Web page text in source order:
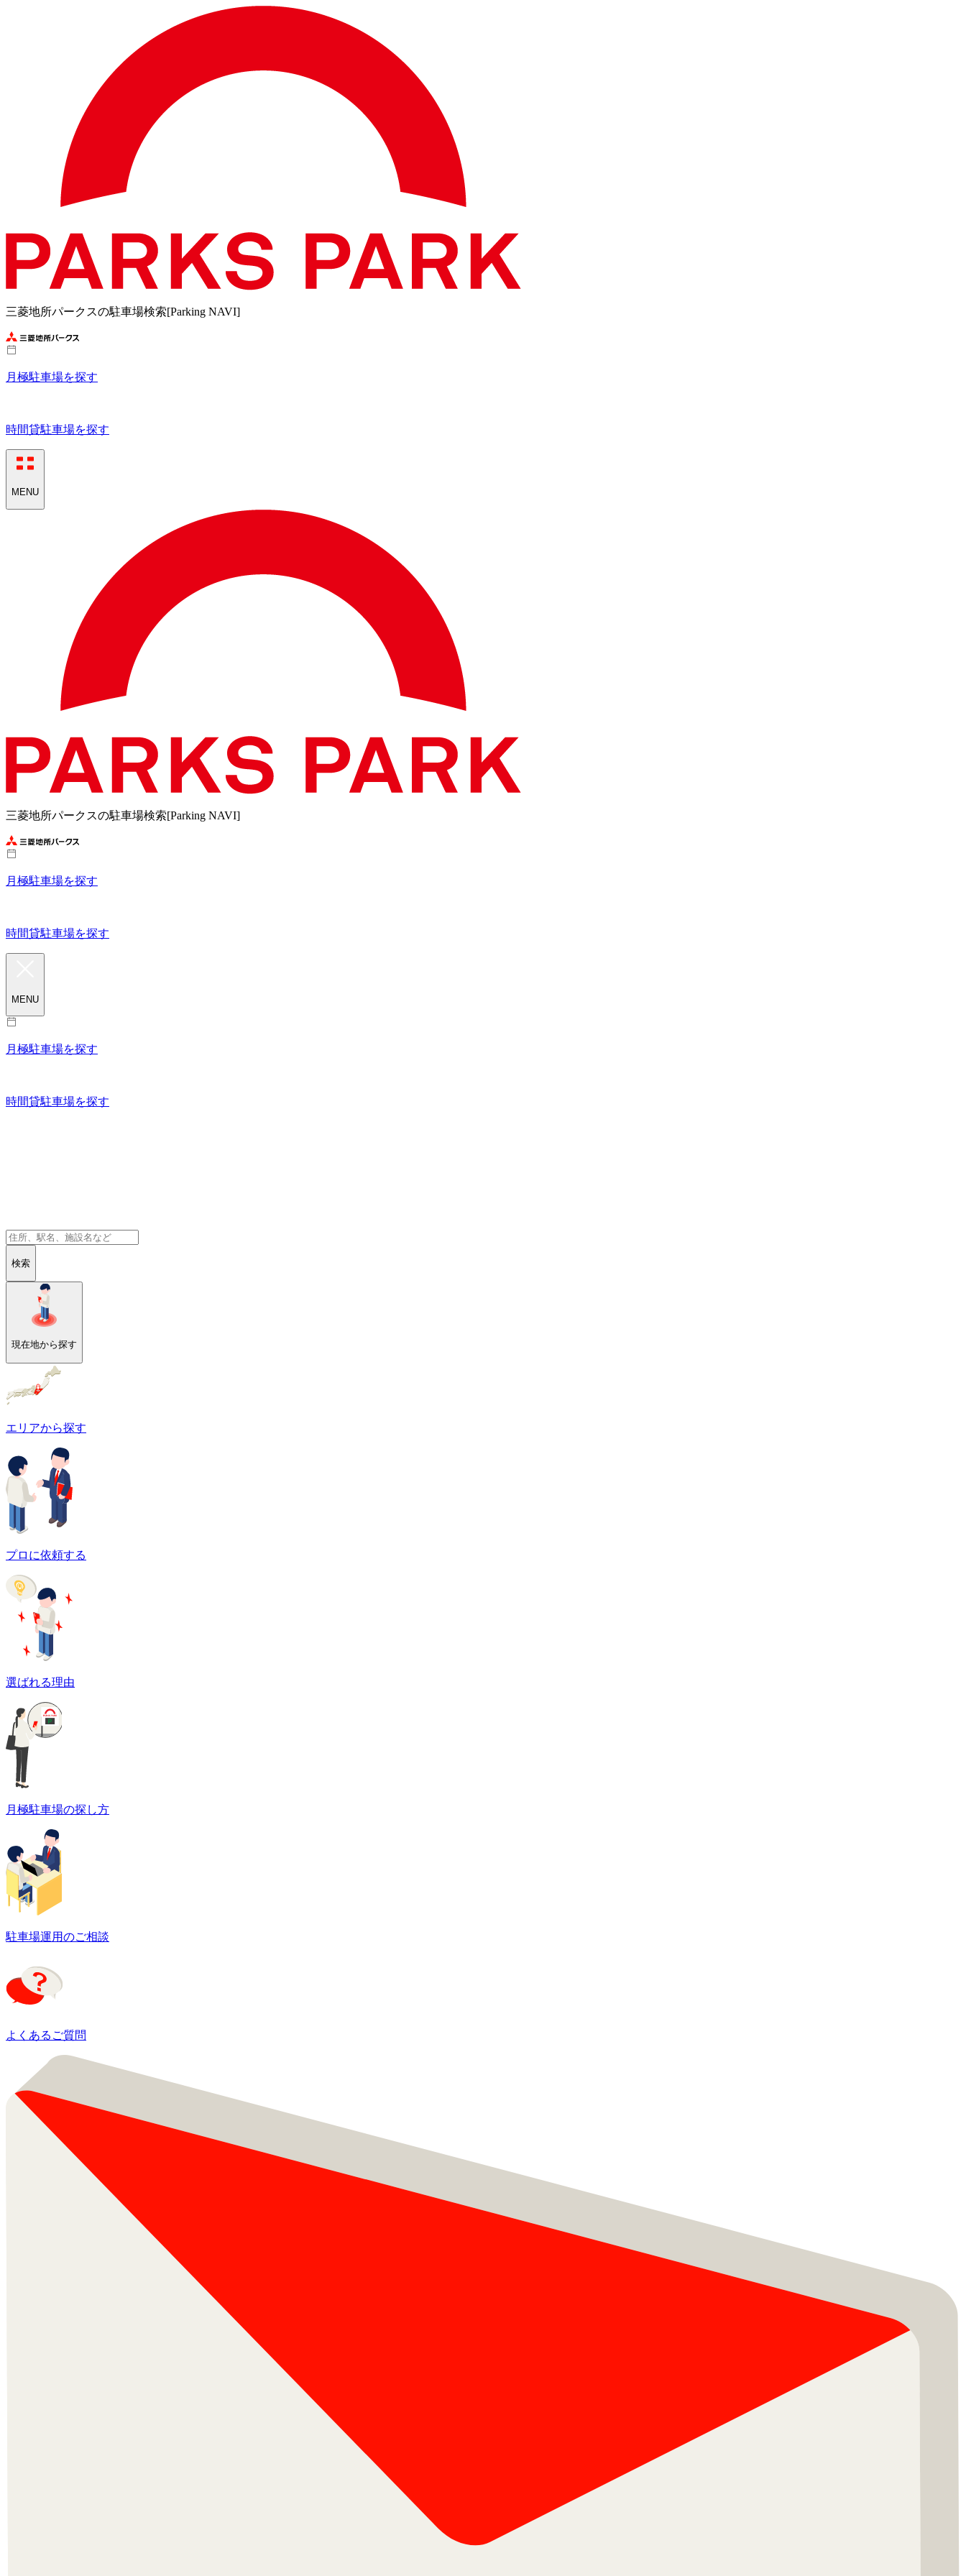
三菱地所パークスの駐車場検索[Parking NAVI]
月極駐車場を探す
時間貸駐車場を探す
MENU
三菱地所パークスの駐車場検索[Parking NAVI]
月極駐車場を探す
時間貸駐車場を探す
MENU
月極駐車場を探す
時間貸駐車場を探す
検索
現在地から探す
エリアから探す
プロに依頼する
選ばれる理由
月極駐車場の探し方
駐車場運用のご相談
よくあるご質問